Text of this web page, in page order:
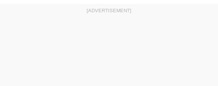
[ADVERTISEMENT]